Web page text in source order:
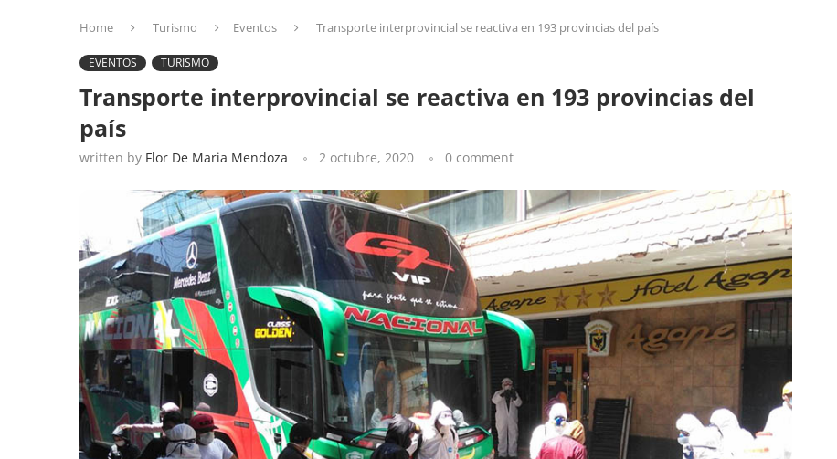
Home Turismo Eventos Transporte interprovincial se reactiva en 193 provincias del país
EVENTOS TURISMO
Transporte interprovincial se reactiva en 193 provincias del
país
written by Flor De Maria Mendoza 2 octubre, 2020 0 comment